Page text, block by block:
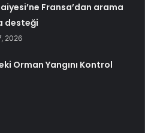
Fransa’dan arama
desteği
2026
Orman Yangını Kontrol